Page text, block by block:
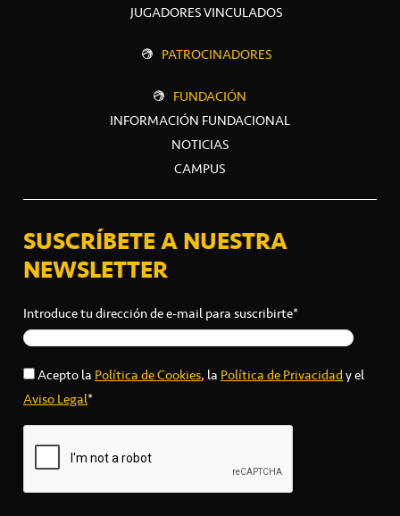
JUGADORES VINCULADOS
PATROCINADORES
FUNDACIÓN
INFORMACIÓN FUNDACIONAL
NOTICIAS
CAMPUS
SUSCRÍBETE A NUESTRA
NEWSLETTER
Introduce tu dirección de e-mail para suscribirte*
Acepto laPolítica de Cookies, laPolítica de Privacidady el
Aviso Legal*